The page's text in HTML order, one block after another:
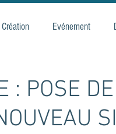
Création Evénement
: POSE